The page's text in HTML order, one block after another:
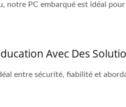
notre PC embarqué est idéal
Avec Des
entre sécurité, fiabilité et